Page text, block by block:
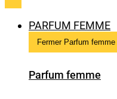
PARFUM FEMME
Fermer Parfum femme
Parfum femme